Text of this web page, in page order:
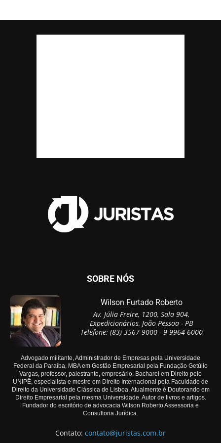
SOBRE NÓS
Wilson Furtado Roberto
Av. Júlia Freire, 1200, Sala 904,
Expedicionários, João Pessoa - PB
Telefone: (83) 3567-9000 - 9 9964-6000
Advogado militante, Administrador de Empresas pela Universidade
Federal da Paraíba, MBA em Gestão Empresarial pela Fundação Getúlio
Vargas, professor, palestrante, empresário, Bacharel em Direito pelo
UNIPÊ, especialista e mestre em Direito Internacional pela Faculdade de
Direito da Universidade Clássica de Lisboa. Atualmente é Doutorando em
Direito Empresarial pela mesma Universidade. Autor de livros e artigos.
Fundador do escritório de advocacia Wilson Roberto Assessoria e
Consultoria Jurídica.
Contato: contato@juristas.com.br